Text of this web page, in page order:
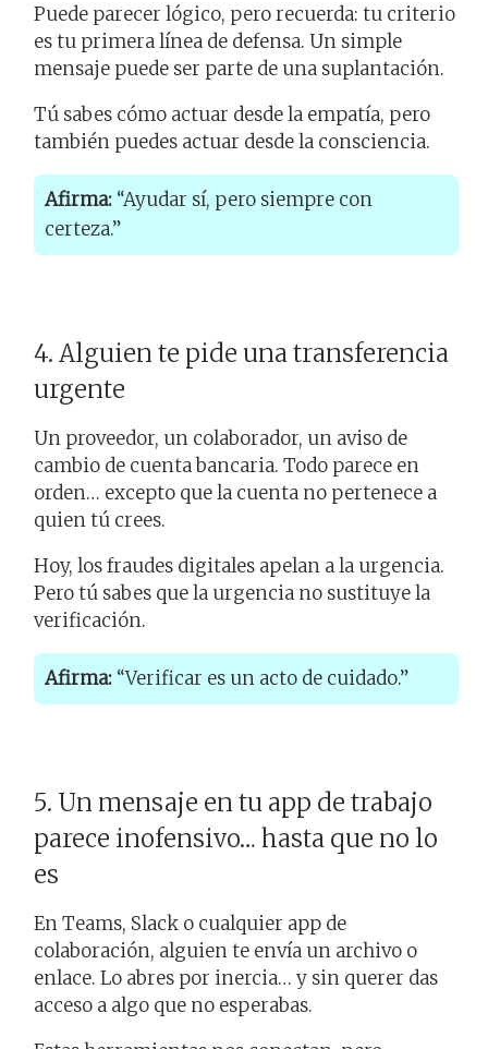
Puede parecer lógico, pero recuerda: tu criterio
es tu primera línea de defensa. Un simple
mensaje puede ser parte de una suplantación.
Tú sabes cómo actuar desde la empatía, pero
también puedes actuar desde la consciencia.
Afirma: “Ayudar sí, pero siempre con
certeza.”
4. Alguien te pide una transferencia
urgente
Un proveedor, un colaborador, un aviso de
cambio de cuenta bancaria. Todo parece en
orden… excepto que la cuenta no pertenece a
quien tú crees.
Hoy, los fraudes digitales apelan a la urgencia.
Pero tú sabes que la urgencia no sustituye la
verificación.
Afirma: “Verificar es un acto de cuidado.”
5. Un mensaje en tu app de trabajo
parece inofensivo… hasta que no lo
es
En Teams, Slack o cualquier app de
colaboración, alguien te envía un archivo o
enlace. Lo abres por inercia… y sin querer das
acceso a algo que no esperabas.